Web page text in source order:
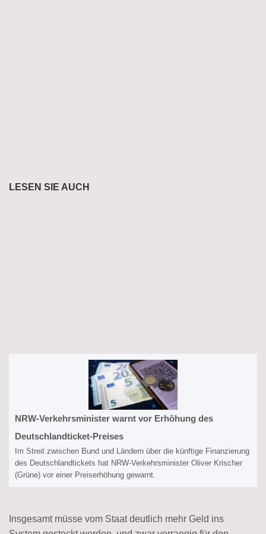
LESEN SIE AUCH
NRW-Verkehrsminister warnt vor Erhöhung des
Deutschlandticket-Preises
Im Streit zwischen Bund und Ländern über die künftige Finanzierung
des Deutschlandtickets hat NRW-Verkehrsminister Oliver Krischer
(Grüne) vor einer Preiserhöhung gewarnt.
Insgesamt müsse vom Staat deutlich mehr Geld ins